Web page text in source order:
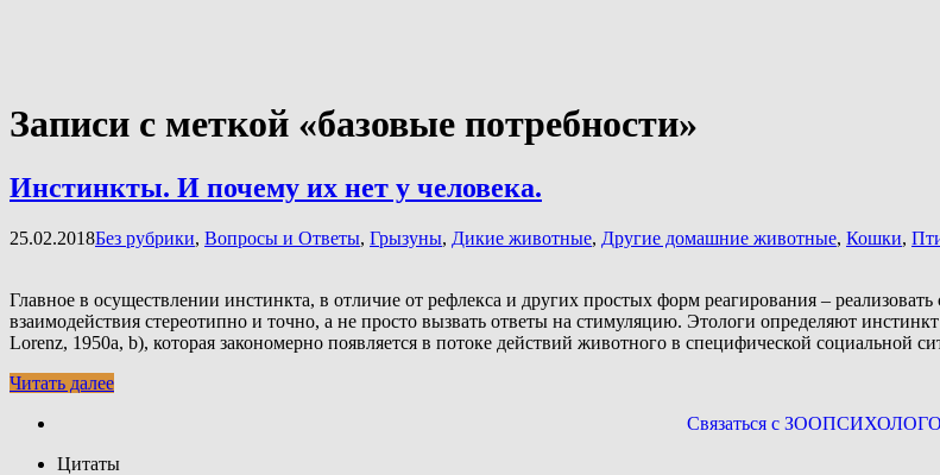
Записи с меткой «базовые потребности»
Инстинкты. И почему их нет у человека.
25.02.2018Без рубрики, Вопросы и Ответы, Грызуны, Дикие животные, Другие домашние животные, Кошки,
Главное в осуществлении инстинкта, в отличие от рефлекса и других простых форм реагирования –
взаимодействия стереотипно и точно, а не просто вызвать ответы на стимуляцию. Этологи определяют
Lorenz, 1950a, b), которая закономерно появляется в потоке действий животного в специфической социальной
Читать далее
Связаться с
Цитаты